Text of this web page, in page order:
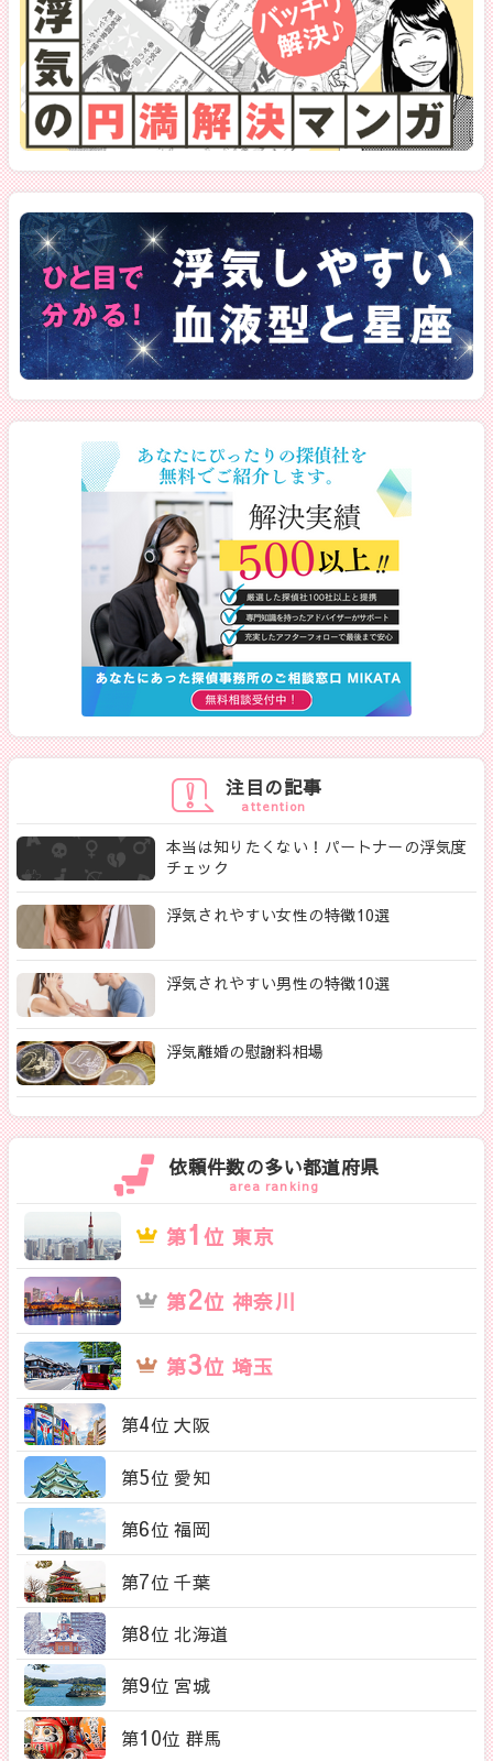
注目の記事
attention
本当は知りたくない！パートナーの浮気度
チェック
浮気されやすい女性の特徴10選
浮気されやすい男性の特徴10選
浮気離婚の慰謝料相場
依頼件数の多い都道府県
area ranking
第1 位 東京
第2位 神奈川
第3位 埼玉
第4位 大阪
第5位 愛知
第6位 福岡
第7位 千葉
第8位 北海道
第9位 宮城
第10位 群馬